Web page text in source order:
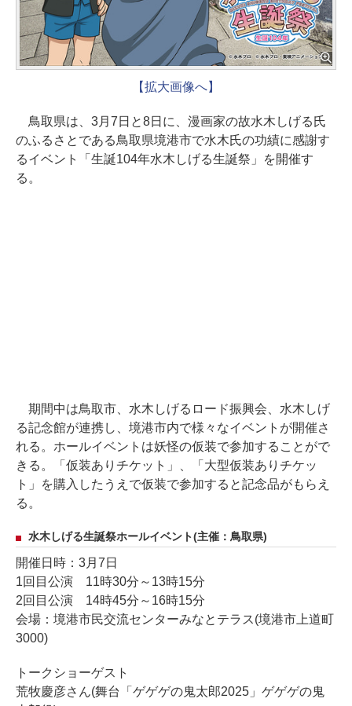
【拡大画像へ】
鳥取県は、3月7日と8日に、漫画家の故水木しげる氏
のふるさとである鳥取県境港市で水木氏の功績に感謝す
るイベント「生誕104年水木しげる生誕祭」を開催す
る。
期間中は鳥取市、水木しげるロード振興会、水木しげ
る記念館が連携し、境港市内で様々なイベントが開催さ
れる。ホールイベントは妖怪の仮装で参加することがで
きる。「仮装ありチケット」、「大型仮装ありチケッ
ト」を購入したうえで仮装で参加すると記念品がもらえ
る。
水木しげる生誕祭ホールイベント(主催：鳥取県)
開催日時：3月7日
1回目公演 11時30分～13時15分
2回目公演 14時45分～16時15分
会場：境港市民交流センターみなとテラス(境港市上道町
3000)
トークショーゲスト
荒牧慶彦さん(舞台「ゲゲゲの鬼太郎2025」ゲゲゲの鬼